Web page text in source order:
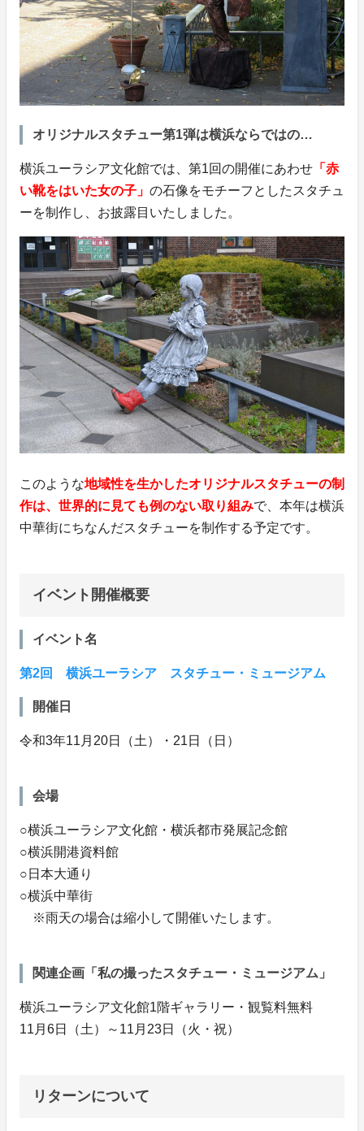
オリジナルスタチュー第1弾は横浜ならではの…
横浜ユーラシア文化館では、第1回の開催にあわせ 「赤
い靴をはいた女の子」 の石像をモチーフとしたスタチュ
ーを制作し、お披露目いたしました。
このような地域性を生かしたオリジナルスタチューの制
作は、世界的に見ても例のない取り組みで、本年は横浜
中華街にちなんだスタチューを制作する予定です。
イベント開催概要
イベント名
第2回 横浜ユーラシア スタチュー・ミュージアム
開催日
令和3年11月20日（土）・21日（日）
会場
○横浜ユーラシア文化館・横浜都市発展記念館
○横浜開港資料館
○日本大通り
○横浜中華街
※雨天の場合は縮小して開催いたします。
関連企画「私の撮ったスタチュー・ミュージアム」
横浜ユーラシア文化館1階ギャラリー・観覧料無料
11月6日（土）～11月23日（火・祝）
リターンについて